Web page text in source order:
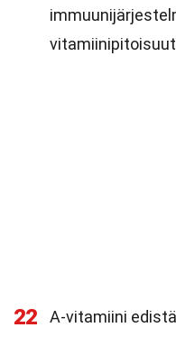
22
A-vitamiini